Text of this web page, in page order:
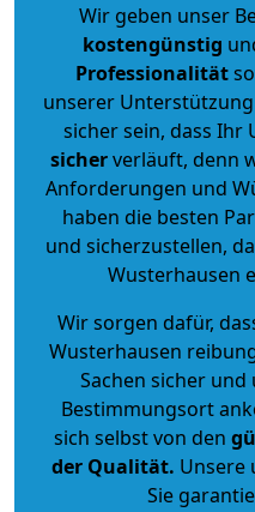
Wir geben unser
kostengünstig
Professionalität
unserer
sicher sein, dass Ihr
sicherverläuft, denn
Anforderungen und
haben die besten
und sicherzustellen,
Wusterhausen
Wir sorgen dafür,
Wusterhausen
Sachen sicher
Bestimmungsort
sich selbst von den
der Qualität. Unsere
Sie